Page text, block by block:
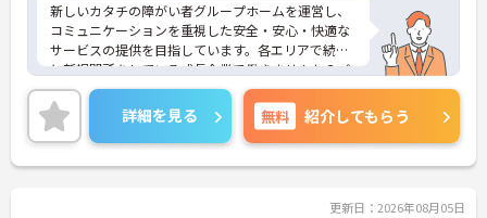
新しいカタチの障がい者グループホームを運営し、
コミュニケーションを重視した安全・安心・快適な
サービスの提供を目指しています。各エリアで続々
と新規開所をしている成長企業で働きませんか？ご
興味のある方には、面接対策ポイントなど、さらに
詳細をお話しいたしますのでお気軽にご相談くださ
い！
詳細を見る 無料 紹介してもらう
更新日：2026年08月05日